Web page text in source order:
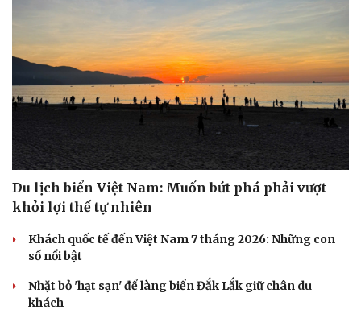
Du lịch biển Việt Nam: Muốn bứt phá phải vượt
khỏi lợi thế tự nhiên
Khách quốc tế đến Việt Nam 7 tháng 2026: Những con
số nổi bật
Nhặt bỏ 'hạt sạn' để làng biển Đắk Lắk giữ chân du
khách